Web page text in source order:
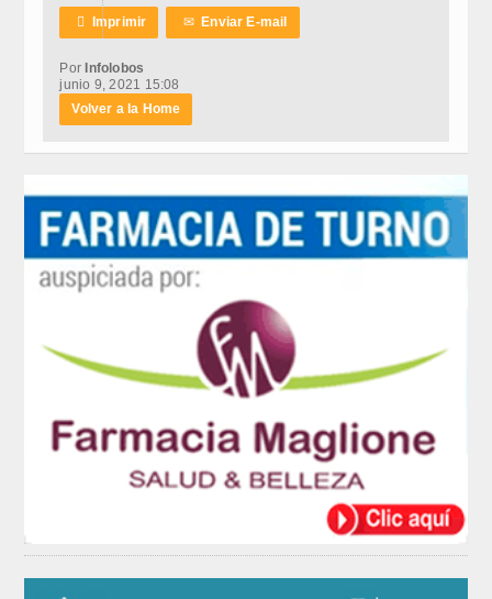
 Imprimir ✉Enviar E-mail
Por Infolobos
junio 9, 2021 15:08
Volver a la Home